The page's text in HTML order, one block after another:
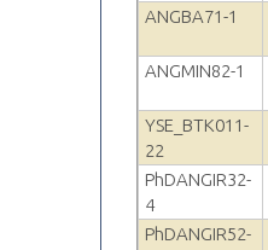
ANGBA71-1
ANGMIN82-1
YSE_BTK011-
22
PhDANGIR32-
4
PhDANGIR52-